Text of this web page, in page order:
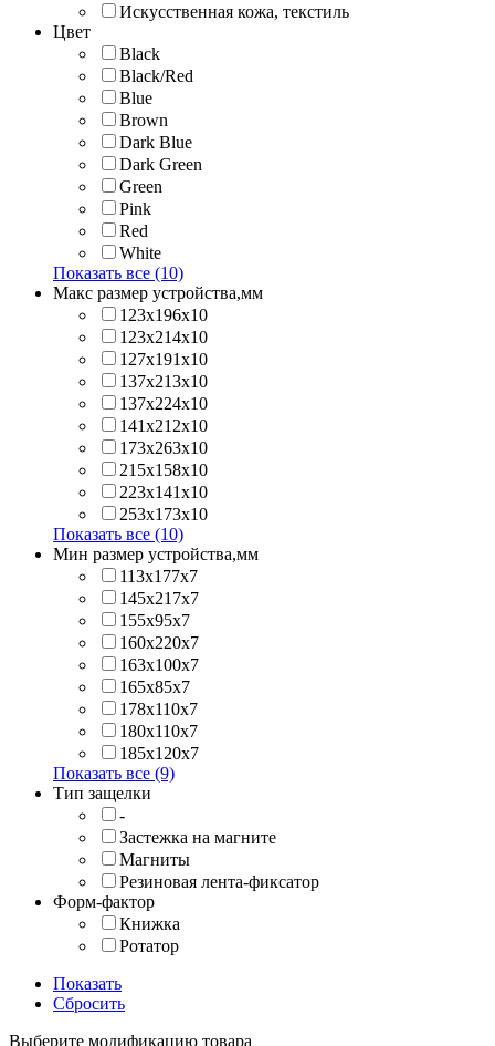
Искусственная кожа, текстиль
Цвет
Black
Black/Red
Blue
Brown
Dark Blue
Dark Green
Green
Pink
Red
White
Показать все (10)
Макс размер устройства,мм
123х196х10
123х214x10
127х191х10
137х213х10
137х224x10
141х212х10
173х263x10
215х158x10
223х141x10
253х173x10
Показать все (10)
Мин размер устройства,мм
113x177x7
145x217x7
155x95x7
160x220x7
163x100x7
165x85x7
178x110x7
180x110x7
185x120x7
Показать все (9)
Тип защелки
-
Застежка на магните
Магниты
Резиновая лента-фиксатор
Форм-фактор
Книжка
Ротатор
Показать
Сбросить
Выберите модификацию товара